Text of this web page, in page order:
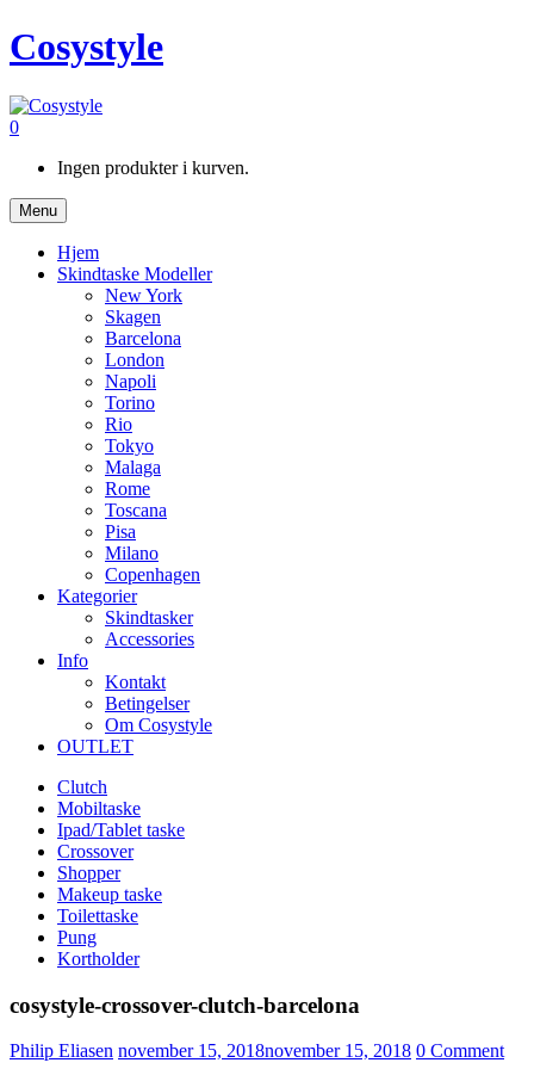
Cosystyle
0
Ingen produkter i kurven.
Menu
Hjem
Skindtaske Modeller
New York
Skagen
Barcelona
London
Napoli
Torino
Rio
Tokyo
Malaga
Rome
Toscana
Pisa
Milano
Copenhagen
Kategorier
Skindtasker
Accessories
Info
Kontakt
Betingelser
Om Cosystyle
OUTLET
Clutch
Mobiltaske
Ipad/Tablet taske
Crossover
Shopper
Makeup taske
Toilettaske
Pung
Kortholder
cosystyle-crossover-clutch-barcelona
Philip Eliasen Udgivet
november 15, 2018november 15, 2018 0 Comment